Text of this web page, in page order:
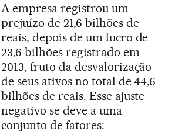
A empresa registrou um
prejuízo de 21,6 bilhões de
reais, depois de um lucro de
23,6 bilhões registrado em
2013, fruto da desvalorização
de seus ativos no total de 44,6
bilhões de reais. Esse ajuste
negativo se deve a uma
conjunto de fatores: